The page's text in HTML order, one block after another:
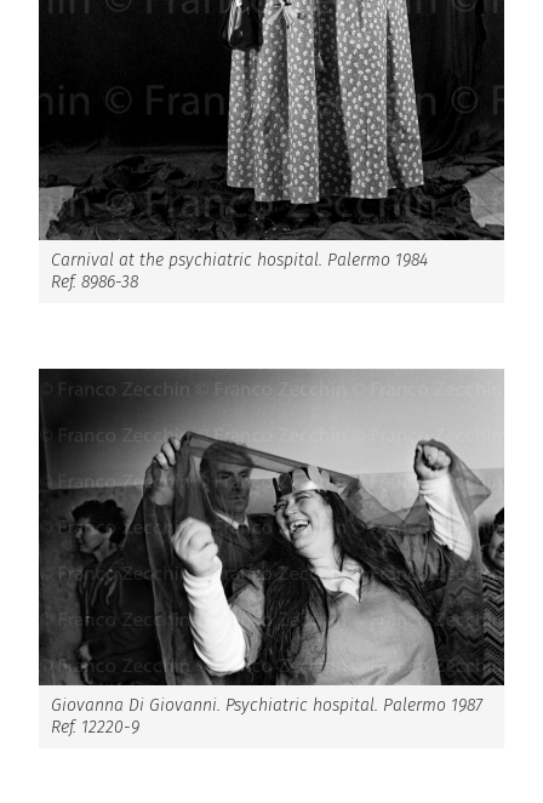
Carnival at the psychiatric hospital. Palermo 1984
Ref. 8986-38
Giovanna Di Giovanni. Psychiatric hospital. Palermo 1987
Ref. 12220-9